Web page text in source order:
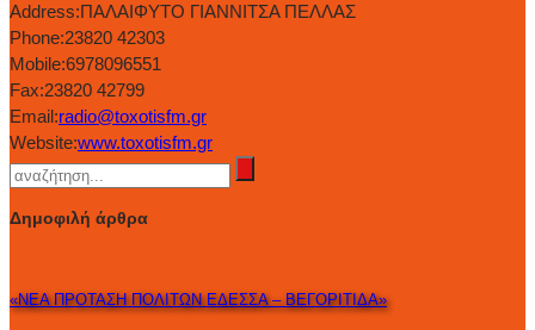
Address:ΠΑΛΑΙΦΥΤΟ ΓΙΑΝΝΙΤΣΑ ΠΕΛΛΑΣ
Phone:23820 42303
Mobile:6978096551
Fax:23820 42799
Email:radio@toxotisfm.gr
Website:www.toxotisfm.gr
Δημοφιλή άρθρα
«ΝΕΑ ΠΡΟΤΑΣΗ ΠΟΛΙΤΩΝ ΕΔΕΣΣΑ – ΒΕΓΟΡΙΤΙΔΑ»